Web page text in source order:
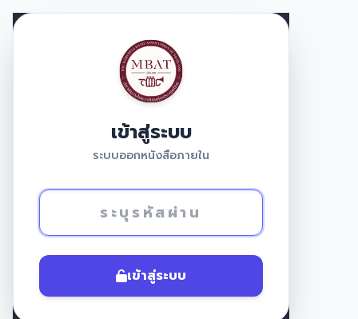
เข้าสู่ระบบ
ระบบออกหนังสือภายใน
เข้าสู่ระบบ